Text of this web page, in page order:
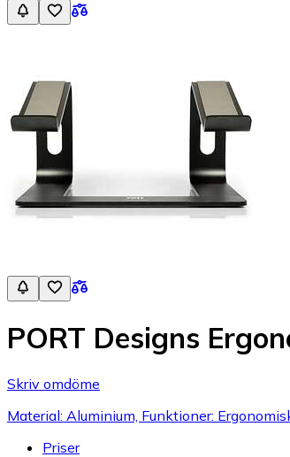
PORT Designs
Skriv omdöme
Material: Aluminium, Funktioner:
Priser